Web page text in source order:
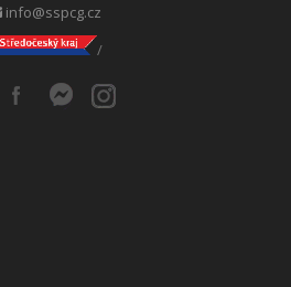
info@sspcg.cz
/